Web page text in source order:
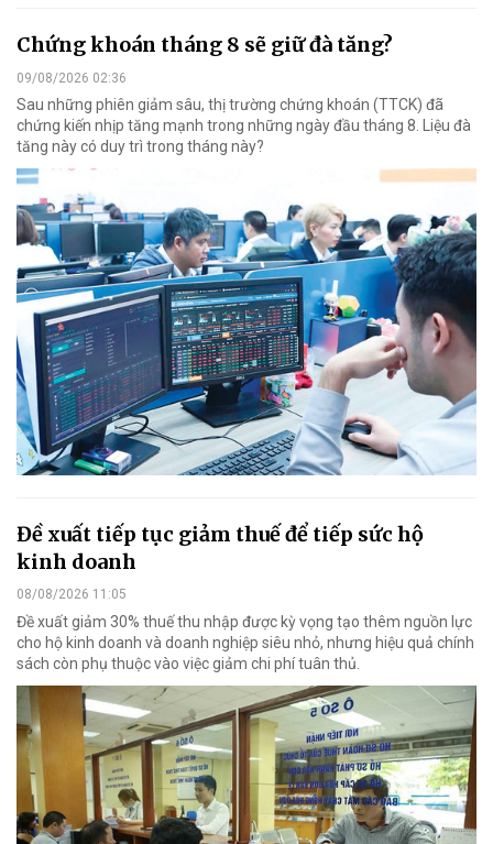
Chứng khoán tháng 8 sẽ giữ đà tăng?
09/08/2026 02:36
Sau những phiên giảm sâu, thị trường chứng khoán (TTCK) đã
chứng kiến nhịp tăng mạnh trong những ngày đầu tháng 8. Liệu đà
tăng này có duy trì trong tháng này?
Đề xuất tiếp tục giảm thuế để tiếp sức hộ
kinh doanh
08/08/2026 11:05
Đề xuất giảm 30% thuế thu nhập được kỳ vọng tạo thêm nguồn lực
cho hộ kinh doanh và doanh nghiệp siêu nhỏ, nhưng hiệu quả chính
sách còn phụ thuộc vào việc giảm chi phí tuân thủ.